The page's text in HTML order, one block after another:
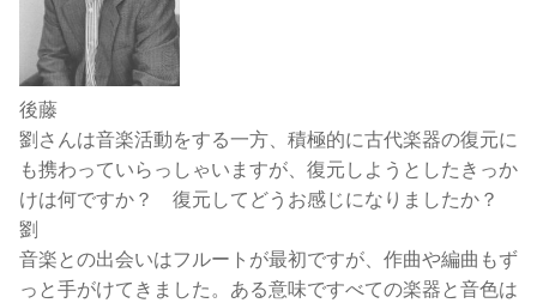
後藤
劉さんは音楽活動をする一方、積極的に古代楽器の復元に
も携わっていらっしゃいますが、復元しようとしたきっか
けは何ですか？ 復元してどうお感じになりましたか？
劉
音楽との出会いはフルートが最初ですが、作曲や編曲もず
っと手がけてきました。ある意味ですべての楽器と音色は